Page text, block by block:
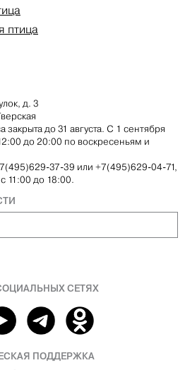
птица
д. 3
закрыта до 31 августа. С 1 сентября
до 20:00 по воскресеньям и
37-39 или +7(495)629-04-71,
11:00 до 18:00.
СЕТЯХ
ПОДДЕРЖКА